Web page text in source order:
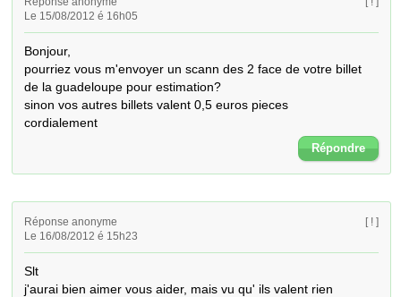
Le 15/08/2012 é 16h05
Bonjour,
pourriez vous m'envoyer un scann des 2 face de votre billet
de la guadeloupe pour estimation?
sinon vos autres billets valent 0,5 euros pieces
cordialement
Répondre
Réponse anonyme
Le 16/08/2012 é 15h23
[ ! ]
Slt
j'aurai bien aimer vous aider, mais vu qu' ils valent rien